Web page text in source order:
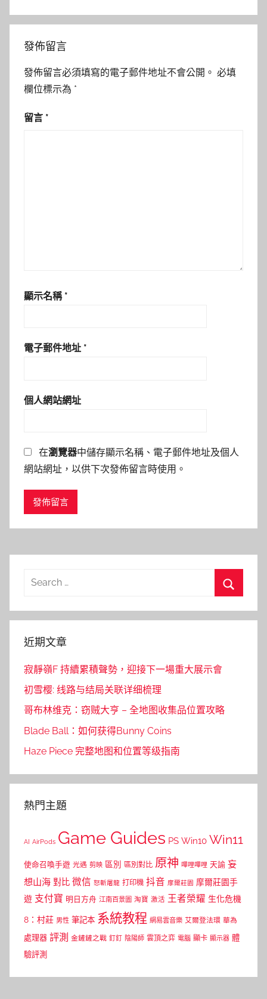
發佈留言
發佈留言必須填寫的電子郵件地址不會公開。 必填
欄位標示為 *
留言 *
顯示名稱 *
電子郵件地址 *
個人網站網址
在瀏覽器中儲存顯示名稱、電子郵件地址及個人
網站網址，以供下次發佈留言時使用。
Search
近期文章
寂靜嶺F 持續累積聲勢，迎接下一場重大展示會
初雪樱: 线路与结局关联详细梳理
哥布林维克：窃贼大亨 – 全地图收集品位置攻略
Blade Ball：如何获得Bunny Coins
Haze Piece 完整地图和位置等级指南
熱門主題
AI AirPods Game Guides PS Win10 Win11
使命召喚手遊 光遇 剪映 區別 區別對比 原神 嗶哩嗶哩 天諭 妄
想山海 對比 微信 怒斬屠龍 打印機 抖音 摩爾莊園 摩爾莊園手
遊 支付寶 明日方舟 江南百景圖 淘寶 激活 王者榮耀 生化危機
8：村莊 男性 筆記本 系統教程 網易雲音樂 艾爾登法環 華為
處理器 評測 金鏟鏟之戰 釘釘 陰陽師 雲頂之弈 電腦 顯卡 顯示器 體
驗評測